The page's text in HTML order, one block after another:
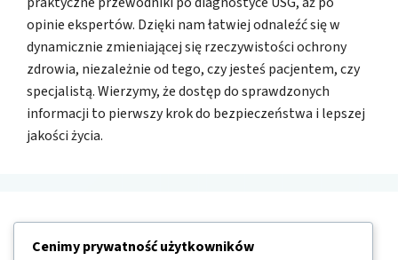
opinie ekspertów. Dzięki nam łatwiej odnaleźć się w
dynamicznie zmieniającej się rzeczywistości ochrony
zdrowia, niezależnie od tego, czy jesteś pacjentem, czy
specjalistą. Wierzymy, że dostęp do sprawdzonych
informacji to pierwszy krok do bezpieczeństwa i lepszej
jakości życia.
Cenimy prywatność użytkowników